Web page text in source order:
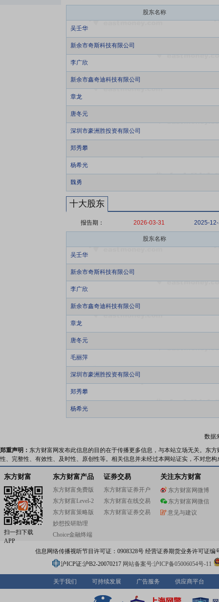
股东名称
吴壬华
新余市奇斯科技有限公司
李广欣
新余市鑫奇迪科技有限公司
章龙
唐冬元
深圳市豪洲胜投资有限公司
郑秀攀
杨希光
魏勇
十大股东
报告期： 2026-03-31 2025-
股东名称
吴壬华
新余市奇斯科技有限公司
李广欣
新余市鑫奇迪科技有限公司
章龙
唐冬元
毛丽萍
深圳市豪洲胜投资有限公司
郑秀攀
杨希光
数据
郑重声明： 东方财富网发布此信息的目的在于传播更多信息，与本站立场无关。东
性、完整性、有效性、及时性、原创性等。相关信息并未经过本网站证实，不对您
东方财富
扫一扫下载
APP
东方财富产品
东方财富免费版
东方财富Level-2
东方财富策略版
妙想投研助理
Choice金融终端
证券交易
东方财富证券开户
东方财富在线交易
东方财富证券交易
关注东方财富
东方财富网微博
东方财富网微信
意见与建议
信息网络传播视听节目许可证：0908328号 经营证券期货业务许可证编
沪ICP证:沪B2-20070217 网站备案号:沪ICP备05006054号-11
关于我们 可持续发展 广告服务 供应商平台